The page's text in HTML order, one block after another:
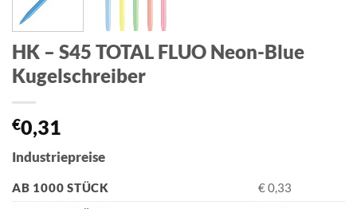
HK – S45 TOTAL FLUO Neon-Blue
Kugelschreiber
€0,31
Industriepreise
AB 1000 STÜCK
€ 0,33